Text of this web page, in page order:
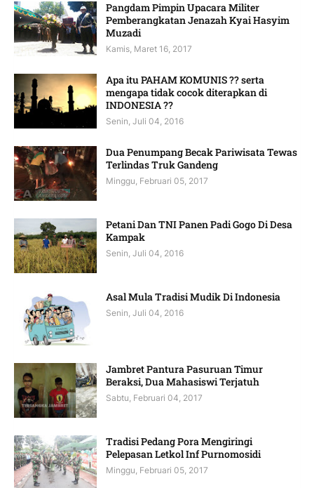
Pangdam Pimpin Upacara Militer
Pemberangkatan Jenazah Kyai Hasyim
Muzadi
Kamis, Maret 16, 2017
Apa itu PAHAM KOMUNIS ?? serta
mengapa tidak cocok diterapkan di
INDONESIA ??
Senin, Juli 04, 2016
Dua Penumpang Becak Pariwisata Tewas
Terlindas Truk Gandeng
Minggu, Februari 05, 2017
Petani Dan TNI Panen Padi Gogo Di Desa
Kampak
Senin, Juli 04, 2016
Asal Mula Tradisi Mudik Di Indonesia
Senin, Juli 04, 2016
Jambret Pantura Pasuruan Timur
Beraksi, Dua Mahasiswi Terjatuh
Sabtu, Februari 04, 2017
Tradisi Pedang Pora Mengiringi
Pelepasan Letkol Inf Purnomosidi
Minggu, Februari 05, 2017